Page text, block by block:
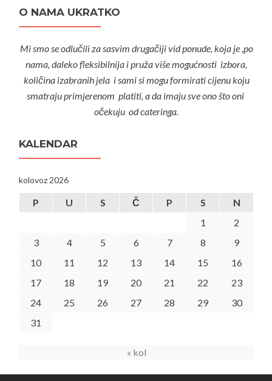
O NAMA UKRATKO
Mi smo se odlučili za sasvim drugačiji vid ponude, koja je ,po
nama, daleko fleksibilnija i pruža više mogućnosti izbora,
količina izabranih jela i sami si mogu formirati cijenu koju
smatraju primjerenom platiti, a da imaju sve ono što oni
očekuju od cateringa.
KALENDAR
kolovoz 2026
P U S Č P S
N
1
2
3
4 5 6 7 8
9
10
11 12 13 14 15
16
17
18 19 20 21 22
23
24
25 26 27 28 29
30
31
« kol